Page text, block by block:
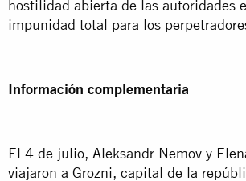
hostilidad abierta de las autoridades e
impunidad total para los
Información complementaria
El 4 de julio, Aleksandr Nemov y
viajaron a Grozni, capital de la